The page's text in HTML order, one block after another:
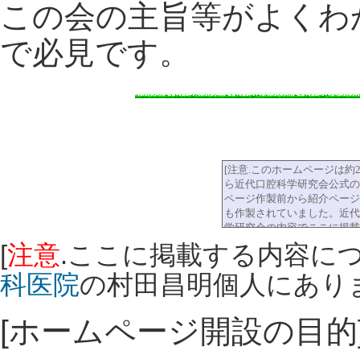
この会の主旨等がよく
で必見です。
[注意.ここに掲載する内容に
科医院の村田昌明個人にあり
[ホームページ開設の目